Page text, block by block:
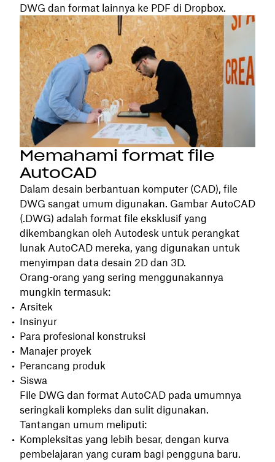
DWG dan format lainnya ke PDF di Dropbox.
Memahami format file
AutoCAD
Dalam desain berbantuan komputer (CAD), file
DWG sangat umum digunakan. Gambar AutoCAD
(.DWG) adalah format file eksklusif yang
dikembangkan oleh Autodesk untuk perangkat
lunak AutoCAD mereka, yang digunakan untuk
menyimpan data desain 2D dan 3D.
Orang-orang yang sering menggunakannya
mungkin termasuk:
Arsitek
Insinyur
Para profesional konstruksi
Manajer proyek
Perancang produk
Siswa
File DWG dan format AutoCAD pada umumnya
seringkali kompleks dan sulit digunakan.
Tantangan umum meliputi:
Kompleksitas yang lebih besar, dengan kurva
pembelajaran yang curam bagi pengguna baru.